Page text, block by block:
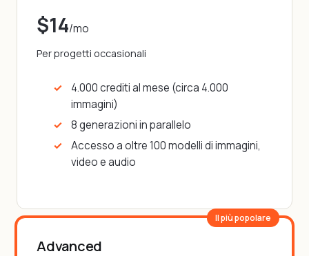
$14/mo
Per progetti occasionali
4.000 crediti al mese (circa 4.000
immagini)
8 generazioni in parallelo
Accesso a oltre 100 modelli di immagini,
video e audio
Il più popolare
Advanced